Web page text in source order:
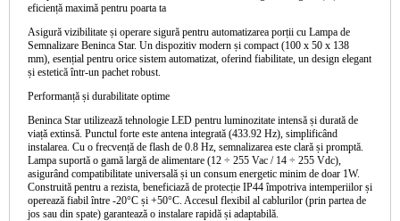
eficiență maximă pentru poarta ta
Asigură vizibilitate și operare sigură pentru automatizarea porții cu Lampa de
Semnalizare Beninca Star. Un dispozitiv modern și compact (100 x 50 x 138
mm), esențial pentru orice sistem automatizat, oferind fiabilitate, un design elegant
și estetică într-un pachet robust.
Performanță și durabilitate optime
Beninca Star utilizează tehnologie LED pentru luminozitate intensă și durată de
viață extinsă. Punctul forte este antena integrată (433.92 Hz) , simplificând
instalarea. Cu o frecvență de flash de 0.8 Hz , semnalizarea este clară și promptă.
Lampa suportă o gamă largă de alimentare (12 ÷ 255 Vac / 14 ÷ 255 Vdc)
asigurând compatibilitate universală și un consum energetic minim de doar 1W.
Construită pentru a rezista, beneficiază de protecție IP44 împotriva intemperiilor și
operează fiabil între -20°C și +50°C . Accesul flexibil al cablurilor (prin partea de
jos sau din spate) garantează o instalare rapidă și adaptabilă.